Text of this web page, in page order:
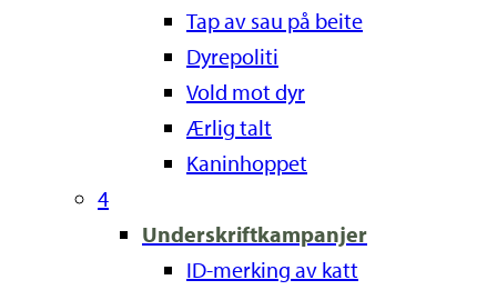
Tap av sau på beite
Dyrepoliti
Vold mot dyr
Ærlig talt
Kaninhoppet
4
Underskriftkampanjer
ID-merking av katt